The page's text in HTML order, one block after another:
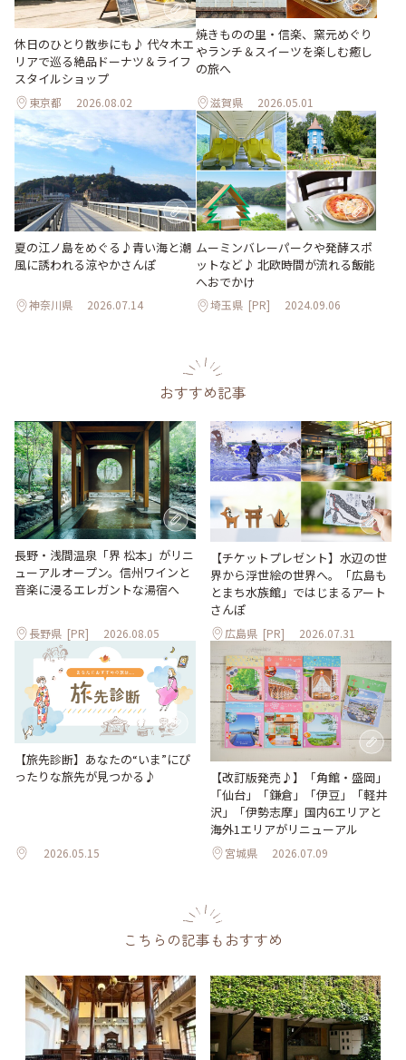
休日のひとり散歩にも♪ 代々木エ
リアで巡る絶品ドーナツ＆ライフ
スタイルショップ
東京都 2026.08.02
焼きものの里・信楽、窯元めぐり
やランチ＆スイーツを楽しむ癒し
の旅へ
滋賀県 2026.05.01
夏の江ノ島をめぐる♪青い海と潮
風に誘われる涼やかさんぽ
神奈川県 2026.07.14
ムーミンバレーパークや発酵スポ
ットなど♪ 北欧時間が流れる飯能
へおでかけ
埼玉県 [PR] 2024.09.06
おすすめ記事
長野・浅間温泉「界 松本」がリニ
ューアルオープン。信州ワインと
音楽に浸るエレガントな湯宿へ
長野県 [PR] 2026.08.05
【チケットプレゼント】水辺の世
界から浮世絵の世界へ。「広島も
とまち水族館」ではじまるアート
さんぽ
広島県 [PR] 2026.07.31
【旅先診断】あなたの“いま”にぴ
ったりな旅先が見つかる♪
2026.05.15
【改訂版発売♪】「角館・盛岡」
「仙台」「鎌倉」「伊豆」「軽井
沢」「伊勢志摩」国内6エリアと
海外1エリアがリニューアル
宮城県 2026.07.09
こちらの記事もおすすめ